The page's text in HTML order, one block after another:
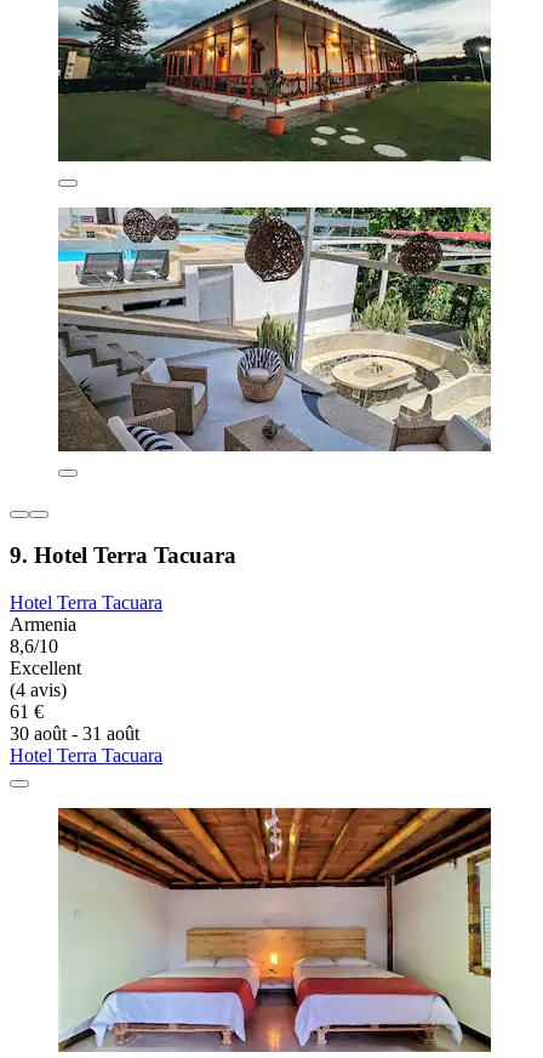
9. Hotel Terra Tacuara
Hotel Terra Tacuara
Armenia
8,6/10
Excellent
(4 avis)
61 €
30 août - 31 août
Hotel Terra Tacuara